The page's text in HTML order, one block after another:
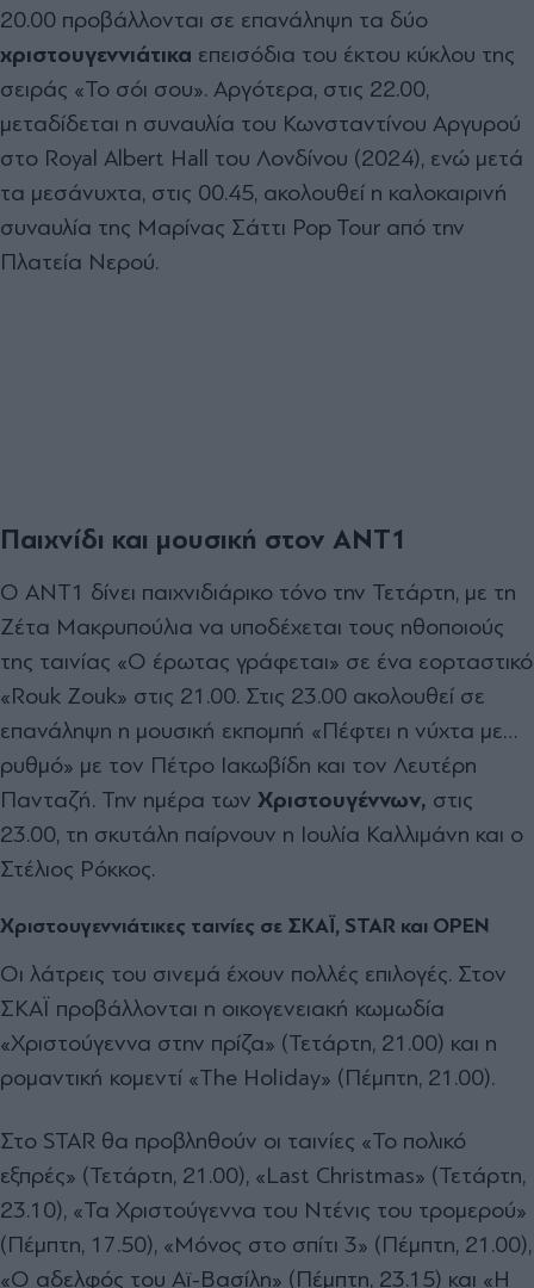
20.00 προβάλλονται σε επανάληψη τα δύο
χριστουγεννιάτικα επεισόδια του έκτου κύκλου της
σειράς «Το σόι σου». Αργότερα, στις 22.00,
μεταδίδεται η συναυλία του Κωνσταντίνου Αργυρού
στο Royal Albert Hall του Λονδίνου (2024), ενώ μετά
τα μεσάνυχτα, στις 00.45, ακολουθεί η καλοκαιρινή
συναυλία της Μαρίνας Σάττι Pop Tour από την
Πλατεία Νερού.
Παιχνίδι και μουσική στον ΑΝΤ1
Ο ΑΝΤ1 δίνει παιχνιδιάρικο τόνο την Τετάρτη, με τη
Ζέτα Μακρυπούλια να υποδέχεται τους ηθοποιούς
της ταινίας «Ο έρωτας γράφεται» σε ένα εορταστικό
«Rouk Zouk» στις 21.00. Στις 23.00 ακολουθεί σε
επανάληψη η μουσική εκπομπή «Πέφτει η νύχτα με…
ρυθμό» με τον Πέτρο Ιακωβίδη και τον Λευτέρη
Πανταζή. Την ημέρα των Χριστουγέννων, στις
23.00, τη σκυτάλη παίρνουν η Ιουλία Καλλιμάνη και ο
Στέλιος Ρόκκος.
Χριστουγεννιάτικες ταινίες σε ΣΚΑΪ, STAR και OPEN
Οι λάτρεις του σινεμά έχουν πολλές επιλογές. Στον
ΣΚΑΪ προβάλλονται η οικογενειακή κωμωδία
«Χριστούγεννα στην πρίζα» (Τετάρτη, 21.00) και η
ρομαντική κομεντί «The Holiday» (Πέμπτη, 21.00).
Στο STAR θα προβληθούν οι ταινίες «Το πολικό
εξπρές» (Τετάρτη, 21.00), «Last Christmas» (Τετάρτη,
23.10), «Τα Χριστούγεννα του Ντένις του τρομερού»
(Πέμπτη, 17.50), «Μόνος στο σπίτι 3» (Πέμπτη, 21.00),
«Ο αδελφός του Αϊ-Βασίλη» (Πέμπτη, 23.15) και «Η